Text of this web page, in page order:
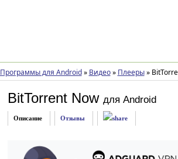
Программы для Android » Видео » Плееры »
BitTorrent Now для Android
Описание Отзывы